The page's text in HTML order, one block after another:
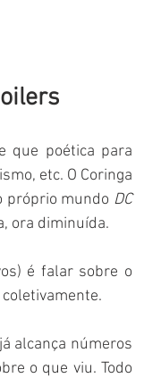
que poética para
etc. O Coringa
próprio mundo DC
ora diminuída.
é falar sobre o
alcança números
o que viu. Todo